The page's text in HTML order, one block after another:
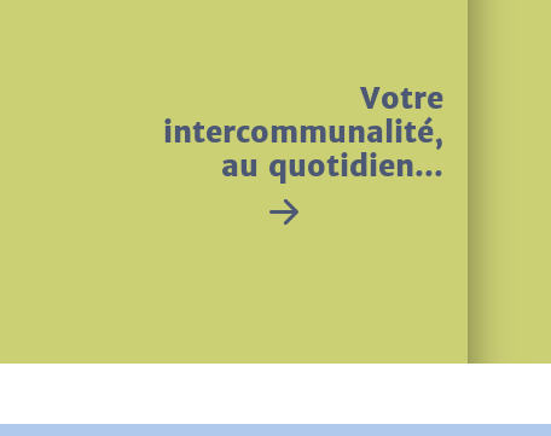
Votre
intercommunalité,
au quotidien...